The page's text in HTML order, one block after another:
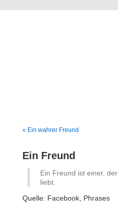
« Ein wahrer Freund
Ein Freund
Ein Freund ist einer,
liebt.
Quelle: Facebook, Phrases